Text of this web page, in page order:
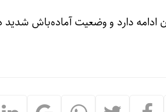
دارد و وضعیت آماده‌باش شدید